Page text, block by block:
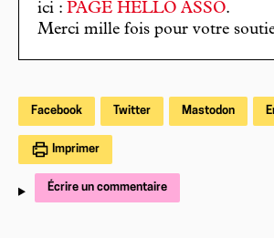
ici : PAGE HELLO ASSO.
Merci mille fois pour votre
Facebook Twitter Mastodon
Imprimer
Écrire un commentaire